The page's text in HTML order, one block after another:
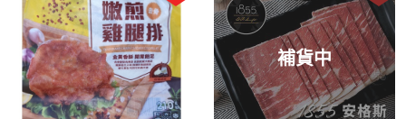
補貨中